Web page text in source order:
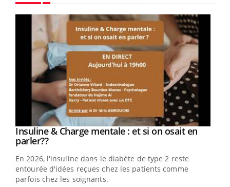
Youtube
Insuline & Charge mentale : et si on osait en
parler??Youtube
En 2026, l'insuline dans le diabète de type 2 reste
entourée d'idées reçues chez les patients comme
parfois chez les soignants.